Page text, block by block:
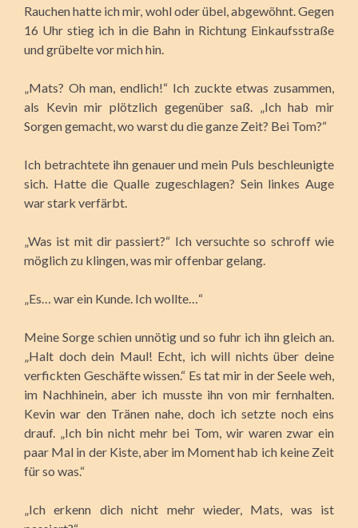
Rauchen hatte ich mir, wohl oder übel, abgewöhnt. Gegen
16 Uhr stieg ich in die Bahn in Richtung Einkaufsstraße
und grübelte vor mich hin.
„Mats? Oh man, endlich!“ Ich zuckte etwas zusammen,
als Kevin mir plötzlich gegenüber saß. „Ich hab mir
Sorgen gemacht, wo warst du die ganze Zeit? Bei Tom?“
Ich betrachtete ihn genauer und mein Puls beschleunigte
sich. Hatte die Qualle zugeschlagen? Sein linkes Auge
war stark verfärbt.
„Was ist mit dir passiert?“ Ich versuchte so schroff wie
möglich zu klingen, was mir offenbar gelang.
„Es… war ein Kunde. Ich wollte…“
Meine Sorge schien unnötig und so fuhr ich ihn gleich an.
„Halt doch dein Maul! Echt, ich will nichts über deine
verfickten Geschäfte wissen.“ Es tat mir in der Seele weh,
im Nachhinein, aber ich musste ihn von mir fernhalten.
Kevin war den Tränen nahe, doch ich setzte noch eins
drauf. „Ich bin nicht mehr bei Tom, wir waren zwar ein
paar Mal in der Kiste, aber im Moment hab ich keine Zeit
für so was.“
„Ich erkenn dich nicht mehr wieder, Mats, was ist